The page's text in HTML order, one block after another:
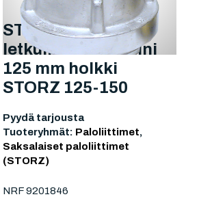
STORZ 125 –
letkuliitin – alumiini
125 mm holkki
STORZ 125-150
Pyydä tarjousta
Tuoteryhmät: Paloliittimet,
Saksalaiset paloliittimet
(STORZ)
NRF 9201846